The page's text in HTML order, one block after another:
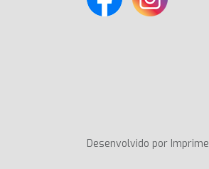
Desenvolvido por Imprime